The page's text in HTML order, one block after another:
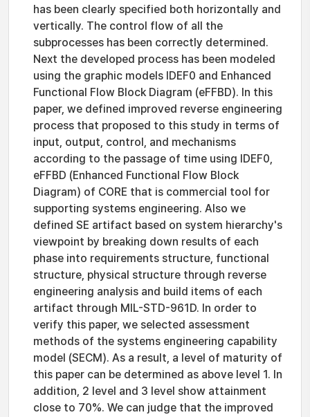
has been clearly specified both horizontally and
vertically. The control flow of all the
subprocesses has been correctly determined.
Next the developed process has been modeled
using the graphic models IDEF0 and Enhanced
Functional Flow Block Diagram (eFFBD). In this
paper, we defined improved reverse engineering
process that proposed to this study in terms of
input, output, control, and mechanisms
according to the passage of time using IDEF0,
eFFBD (Enhanced Functional Flow Block
Diagram) of CORE that is commercial tool for
supporting systems engineering. Also we
defined SE artifact based on system hierarchy's
viewpoint by breaking down results of each
phase into requirements structure, functional
structure, physical structure through reverse
engineering analysis and build items of each
artifact through MIL-STD-961D. In order to
verify this paper, we selected assessment
methods of the systems engineering capability
model (SECM). As a result, a level of maturity of
this paper can be determined as above level 1. In
addition, 2 level and 3 level show attainment
close to 70%. We can judge that the improved